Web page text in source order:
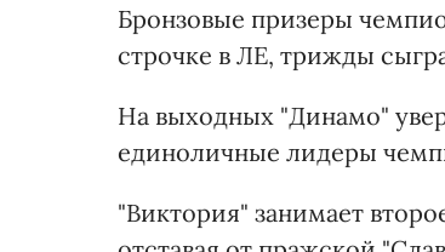
Бронзовые призеры
строчке в ЛЕ, трижды
На выходных "Динамо"
единоличные лидеры
"Виктория" занимает